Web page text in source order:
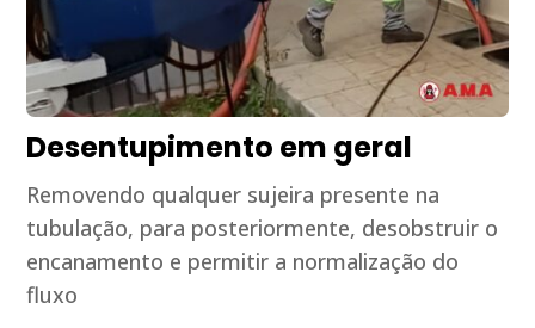
Desentupimento em geral
Removendo qualquer sujeira presente na
tubulação, para posteriormente, desobstruir o
encanamento e permitir a normalização do
fluxo